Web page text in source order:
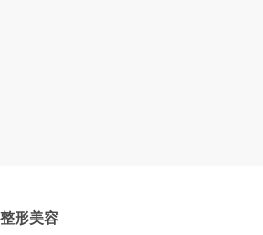
整形美容